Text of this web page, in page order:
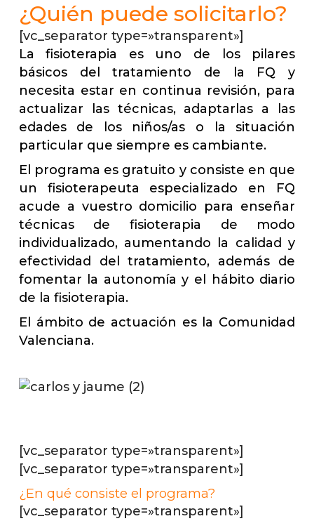
¿Quién puede solicitarlo?
[vc_separator type=»transparent»]
La fisioterapia es uno de los pilares
básicos del tratamiento de la FQ y
necesita estar en continua revisión, para
actualizar las técnicas, adaptarlas a las
edades de los niños/as o la situación
particular que siempre es cambiante.
El programa es gratuito y consiste en que
un fisioterapeuta especializado en FQ
acude a vuestro domicilio para enseñar
técnicas de fisioterapia de modo
individualizado, aumentando la calidad y
efectividad del tratamiento, además de
fomentar la autonomía y el hábito diario
de la fisioterapia.
El ámbito de actuación es la Comunidad
Valenciana.
[vc_separator type=»transparent»]
[vc_separator type=»transparent»]
¿En qué consiste el programa?
[vc_separator type=»transparent»]